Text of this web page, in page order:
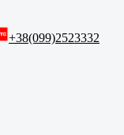
+38(099)2523332